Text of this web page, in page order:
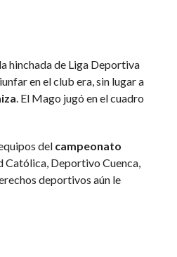
hinchada de Liga Deportiva
en el club era, sin lugar a
. El Mago jugó en el cuadro
del campeonato
Católica, Deportivo Cuenca,
deportivos aún le